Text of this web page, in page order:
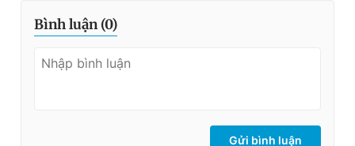
Bình luận (0)
Gửi bình luận